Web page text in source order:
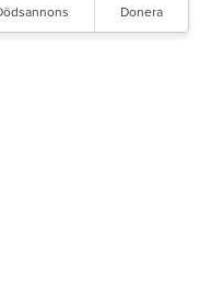
Donera